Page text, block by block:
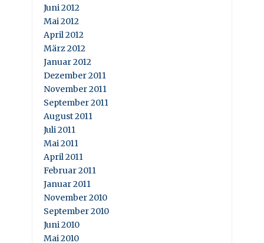
Juni 2012
Mai 2012
April 2012
März 2012
Januar 2012
Dezember 2011
November 2011
September 2011
August 2011
Juli 2011
Mai 2011
April 2011
Februar 2011
Januar 2011
November 2010
September 2010
Juni 2010
Mai 2010